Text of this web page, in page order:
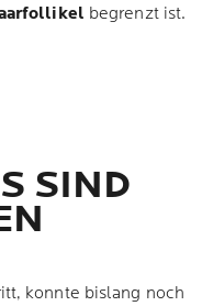
begrenzt ist.
SIND
konnte bislang noch